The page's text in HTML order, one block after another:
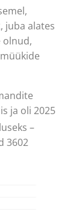
juba alates
olnud,
ja oli 2025
–
3602